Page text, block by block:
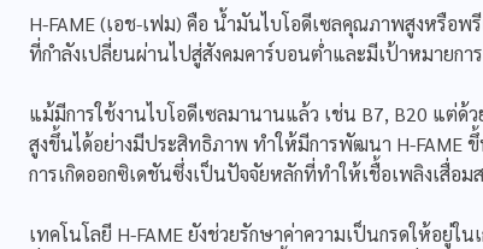
H-FAME (เอช-เฟม) คือ น้ำมันไบโอดีเซลคุณภาพสูงหรือ
ที่กำลังเปลี่ยนผ่านไปสู่สังคมคาร์บอนต่ำและมีเป้าหมายก
แม้มีการใช้งานไบโอดีเซลมานานแล้ว เช่น B7, B20 แต่ด้
สูงขึ้นได้อย่างมีประสิทธิภาพ ทำให้มีการพัฒนา H-FAME
การเกิดออกซิเดชันซึ่งเป็นปัจจัยหลักที่ทำให้เชื้อเพลิงเสื่อม
เทคโนโลยี H-FAME ยังช่วยรักษาค่าความเป็นกรดให้อยู่